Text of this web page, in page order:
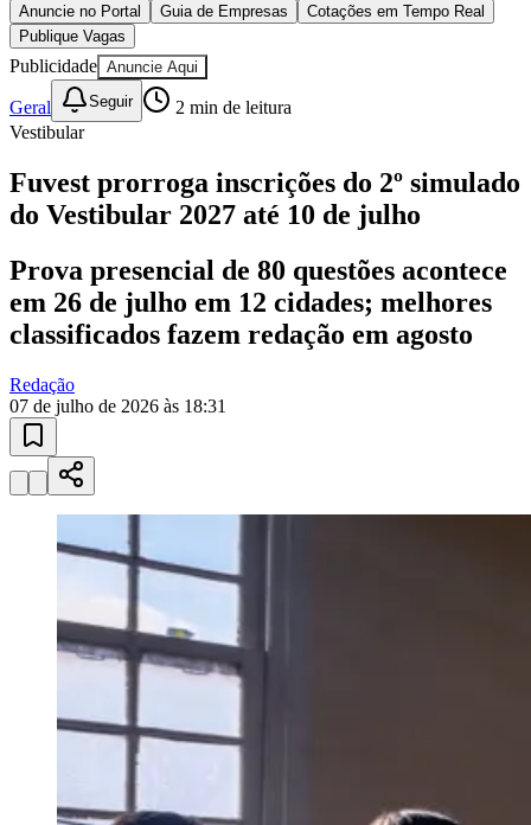
Anuncie no Portal Guia de Empresas
Cotações em Tempo Real
Publique Vagas
Publicidade Anuncie Aqui
Geral Seguir 2 min de leitura
Vestibular
Fuvest prorroga inscrições do 2º simulado
do Vestibular 2027 até 10 de julho
Prova presencial de 80 questões acontece
em 26 de julho em 12 cidades; melhores
classificados fazem redação em agosto
Redação
07 de julho de 2026 às 18:31